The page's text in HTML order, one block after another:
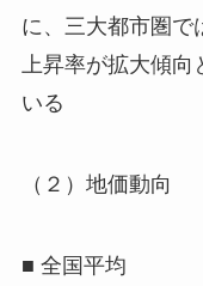
に、三大都市圏で
上昇率が拡大傾向
いる
（２）地価動向
■ 全国平均